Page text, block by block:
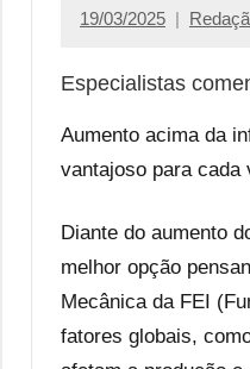
19/03/2025
Especialistas
Aumento acima da
vantajoso para cada
Diante do aumento
melhor opção
Mecânica da FEI
fatores globais,